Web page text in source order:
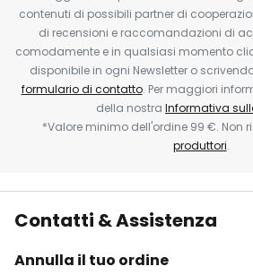
contenuti di possibili partner di
di recensioni e raccomandazioni di
comodamente e in qualsiasi momento
disponibile in ogni Newsletter o
formulario di contatto. Per maggiori
della nostra Informativa
*Valore minimo dell'ordine 99 €. Non
produttori.
Contatti & Assistenza
Annulla il tuo ordine